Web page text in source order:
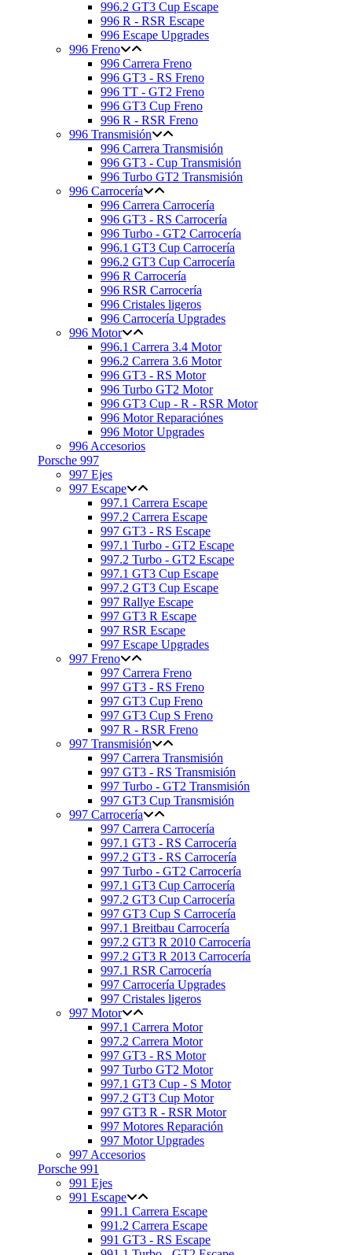
996.2 GT3 Cup Escape
996 R - RSR Escape
996 Escape Upgrades
996 Freno
996 Carrera Freno
996 GT3 - RS Freno
996 TT - GT2 Freno
996 GT3 Cup Freno
996 R - RSR Freno
996 Transmisión
996 Carrera Transmisión
996 GT3 - Cup Transmisión
996 Turbo GT2 Transmisión
996 Carrocería
996 Carrera Carrocería
996 GT3 - RS Carrocería
996 Turbo - GT2 Carrocería
996.1 GT3 Cup Carrocería
996.2 GT3 Cup Carrocería
996 R Carrocería
996 RSR Carrocería
996 Cristales ligeros
996 Carrocería Upgrades
996 Motor
996.1 Carrera 3.4 Motor
996.2 Carrera 3.6 Motor
996 GT3 - RS Motor
996 Turbo GT2 Motor
996 GT3 Cup - R - RSR Motor
996 Motor Reparaciónes
996 Motor Upgrades
996 Accesorios
Porsche 997
997 Ejes
997 Escape
997.1 Carrera Escape
997.2 Carrera Escape
997 GT3 - RS Escape
997.1 Turbo - GT2 Escape
997.2 Turbo - GT2 Escape
997.1 GT3 Cup Escape
997.2 GT3 Cup Escape
997 Rallye Escape
997 GT3 R Escape
997 RSR Escape
997 Escape Upgrades
997 Freno
997 Carrera Freno
997 GT3 - RS Freno
997 GT3 Cup Freno
997 GT3 Cup S Freno
997 R - RSR Freno
997 Transmisión
997 Carrera Transmisión
997 GT3 - RS Transmisión
997 Turbo - GT2 Transmisión
997 GT3 Cup Transmisión
997 Carrocería
997 Carrera Carrocería
997.1 GT3 - RS Carrocería
997.2 GT3 - RS Carrocería
997 Turbo - GT2 Carrocería
997.1 GT3 Cup Carrocería
997.2 GT3 Cup Carrocería
997 GT3 Cup S Carrocería
997.1 Breitbau Carrocería
997.2 GT3 R 2010 Carrocería
997.2 GT3 R 2013 Carrocería
997.1 RSR Carrocería
997 Carrocería Upgrades
997 Cristales ligeros
997 Motor
997.1 Carrera Motor
997.2 Carrera Motor
997 GT3 - RS Motor
997 Turbo GT2 Motor
997.1 GT3 Cup - S Motor
997.2 GT3 Cup Motor
997 GT3 R - RSR Motor
997 Motores Reparación
997 Motor Upgrades
997 Accesorios
Porsche 991
991 Ejes
991 Escape
991.1 Carrera Escape
991.2 Carrera Escape
991 GT3 - RS Escape